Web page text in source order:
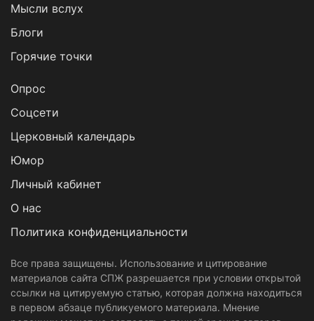
Мысли вслух
Блоги
Горячие точки
Опрос
Cоцсети
Церковный календарь
Юмор
Личный кабинет
О нас
Политика конфиденциальности
Все права защищены. Использование и цитирование
материалов сайта СПЖ разрешается при условии открытой
ссылки на цитируемую статью, которая должна находиться
в первом абзаце публикуемого материала. Мнение